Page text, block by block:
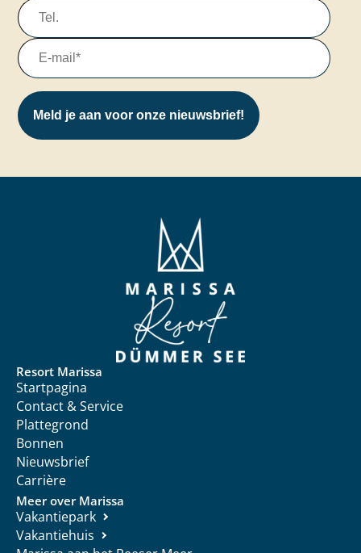
Meld je aan voor onze nieuwsbrief!
Resort Marissa
Startpagina
Contact & Service
Plattegrond
Bonnen
Nieuwsbrief
Carrière
Meer over Marissa
Vakantiepark
Vakantiehuis